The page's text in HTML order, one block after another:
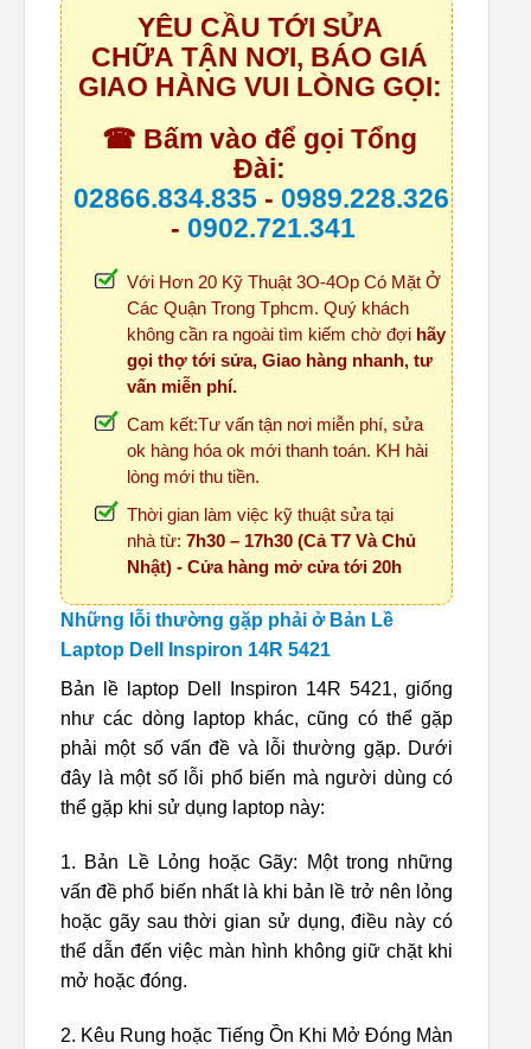
YÊU CẦU TỚI SỬA
CHỮA TẬN NƠI, BÁO GIÁ
GIAO HÀNG VUI LÒNG GỌI:
☎ Bấm vào để gọi Tổng
Đài:
02866.834.835 - 0989.228.326
- 0902.721.341
Với Hơn 20 Kỹ Thuật 3O-4Op Có Mặt Ở
Các Quận Trong Tphcm. Quý khách
không cần ra ngoài tìm kiếm chờ đợi hãy
gọi thợ tới sửa, Giao hàng nhanh, tư
vấn miễn phí.
Cam kết:Tư vấn tận nơi miễn phí, sửa
ok hàng hóa ok mới thanh toán. KH hài
lòng mới thu tiền.
Thời gian làm việc kỹ thuật sửa tại
nhà từ: 7h30 – 17h30 (Cả T7 Và Chủ
Nhật) - Cửa hàng mở cửa tới 20h
Những lỗi thường gặp phải ở Bản Lề
Laptop Dell Inspiron 14R 5421
Bản lề laptop Dell Inspiron 14R 5421, giống
như các dòng laptop khác, cũng có thể gặp
phải một số vấn đề và lỗi thường gặp. Dưới
đây là một số lỗi phổ biến mà người dùng có
thể gặp khi sử dụng laptop này:
1. Bản Lề Lỏng hoặc Gãy: Một trong những
vấn đề phổ biến nhất là khi bản lề trở nên lỏng
hoặc gãy sau thời gian sử dụng, điều này có
thể dẫn đến việc màn hình không giữ chặt khi
mở hoặc đóng.
2. Kêu Rung hoặc Tiếng Ồn Khi Mở Đóng Màn